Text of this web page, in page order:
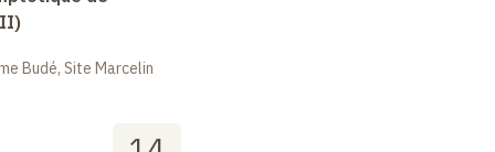
Budé, Site Marcelin